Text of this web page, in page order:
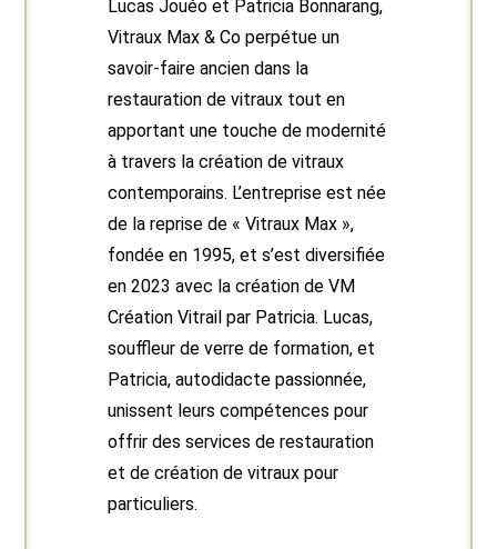
Lucas Jouéo et Patricia Bonnarang,
Vitraux Max & Co perpétue un
savoir-faire ancien dans la
restauration de vitraux tout en
apportant une touche de modernité
à travers la création de vitraux
contemporains. L’entreprise est née
de la reprise de « Vitraux Max »,
fondée en 1995, et s’est diversifiée
en 2023 avec la création de VM
Création Vitrail par Patricia. Lucas,
souffleur de verre de formation, et
Patricia, autodidacte passionnée,
unissent leurs compétences pour
offrir des services de restauration
et de création de vitraux pour
particuliers.